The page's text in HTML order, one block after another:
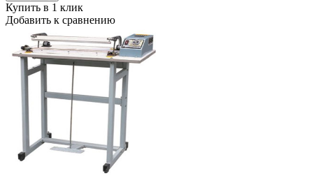
Купить в 1 клик
Добавить к сравнению